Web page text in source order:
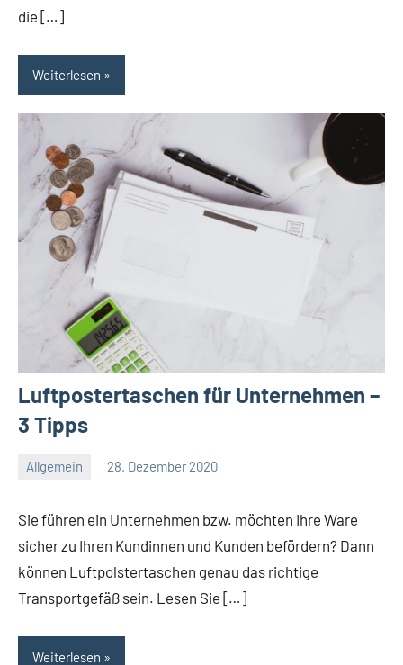
die […]
Weiterlesen
Luftpostertaschen für Unternehmen –
3 Tipps
Allgemein 28. Dezember 2020
Redaktion
Keine
Sie führen ein Unternehmen bzw. möchten Ihre Ware
sicher zu Ihren Kundinnen und Kunden befördern? Dann
können Luftpolstertaschen genau das richtige
Transportgefäß sein. Lesen Sie […]
Weiterlesen